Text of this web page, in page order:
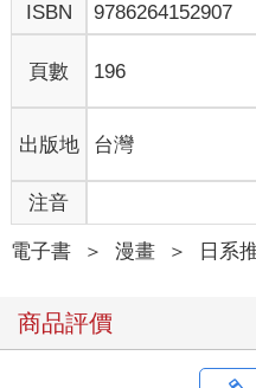
ISBN
9786264152907
頁數 196
出版地 台灣
注音
電子書 ＞ 漫畫 ＞ 日系
商品評價